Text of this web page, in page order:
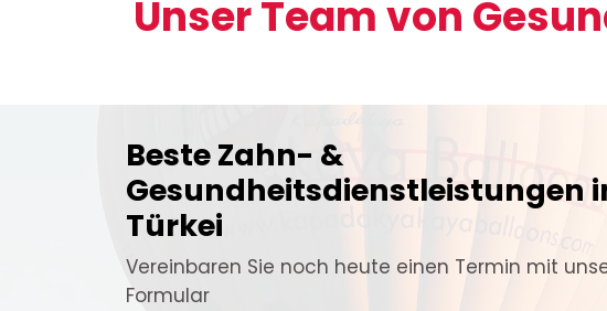
Unser Team von
Beste Zahn- &
Gesundheitsdienstleistungen
Türkei
Vereinbaren Sie noch heute einen Termin mit
Formular